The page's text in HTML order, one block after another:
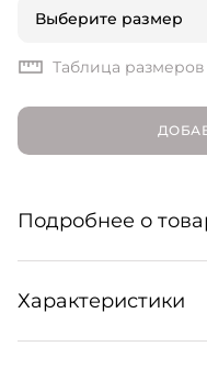
Выберите размер
Таблица размеров
Подробнее о
Базовая облегающая
вязаного трикотажа.
Характеристики